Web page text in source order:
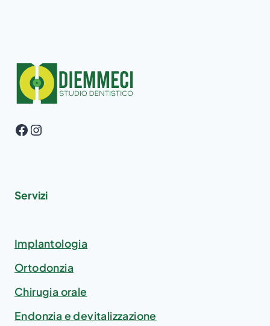
Facebook
Instagram
Servizi
Implantologia
Ortodonzia
Chirugia orale
Endonzia e devitalizzazione